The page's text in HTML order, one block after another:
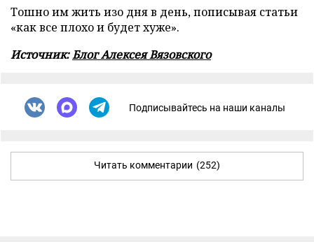
Тошно им жить изо дня в день, пописывая статьи
«как все плохо и будет хуже».
Источник:Блог Алексея Вязовского
Подписывайтесь на наши каналы
Читать комментарии (252)